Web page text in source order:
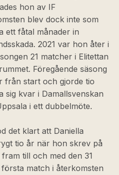
hon av IF
blev dock inte som
ett fåtal månader in
2021 var hon åter i
21 matcher i Elitettan
Föregående säsong
från start och gjorde tio
sig kvar i Damallsvenskan
i ett dubbelmöte.
det klart att Daniella
tio år när hon skrev på
till och med den 31
match i återkomsten